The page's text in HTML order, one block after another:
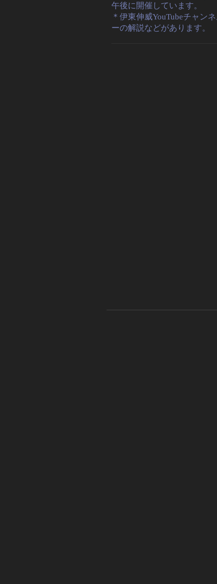
午後に開催しています。
＊伊東伸威YouTubeチャン
ーの解説などがあります。